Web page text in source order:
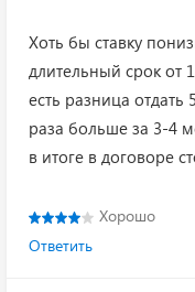
Хоть бы ставку
длительный срок от
есть разница
раза больше за 3-4
в итоге в договоре
Хорошо
Ответить